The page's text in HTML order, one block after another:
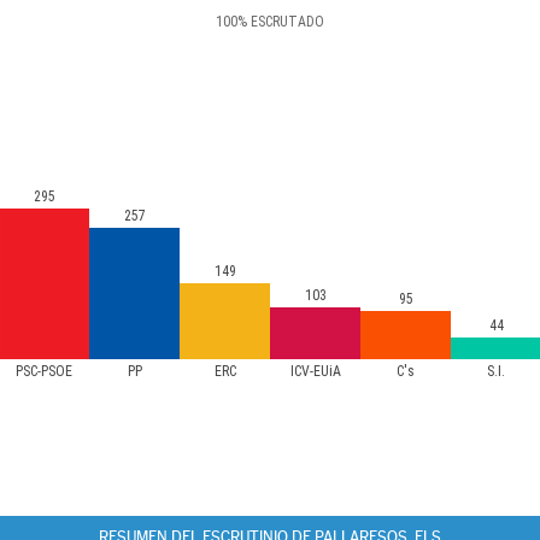
100% ESCRUTADO
PSC-PSOE PP ERC ICV-EUiA C's S.I.
295
257
149
103
95
44